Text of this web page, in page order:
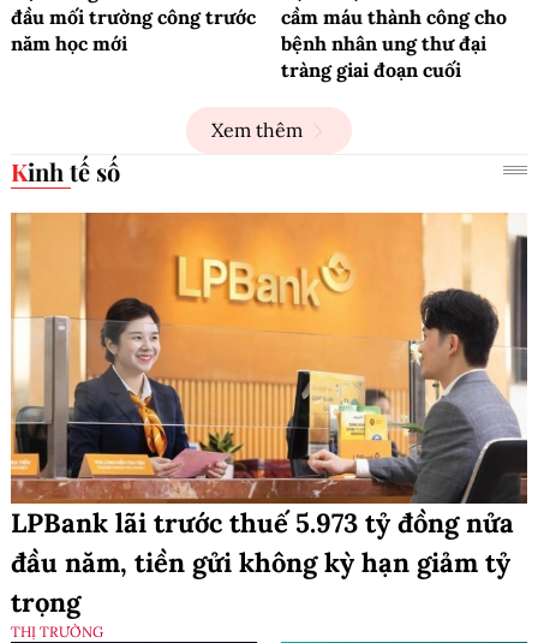
đầu mối trường công trước
năm học mới
cầm máu thành công cho
bệnh nhân ung thư đại
tràng giai đoạn cuối
Xem thêm
Kinh tế số
LPBank lãi trước thuế 5.973 tỷ đồng nửa
đầu năm, tiền gửi không kỳ hạn giảm tỷ
trọng
THỊ TRƯỜNG